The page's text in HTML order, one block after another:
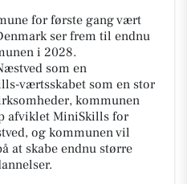
for første gang vært
ser frem til endnu
i 2028.
som en
værtsskabet som en stor
kommunen
afviklet MiniSkills for
og kommunen vil
at skabe endnu større